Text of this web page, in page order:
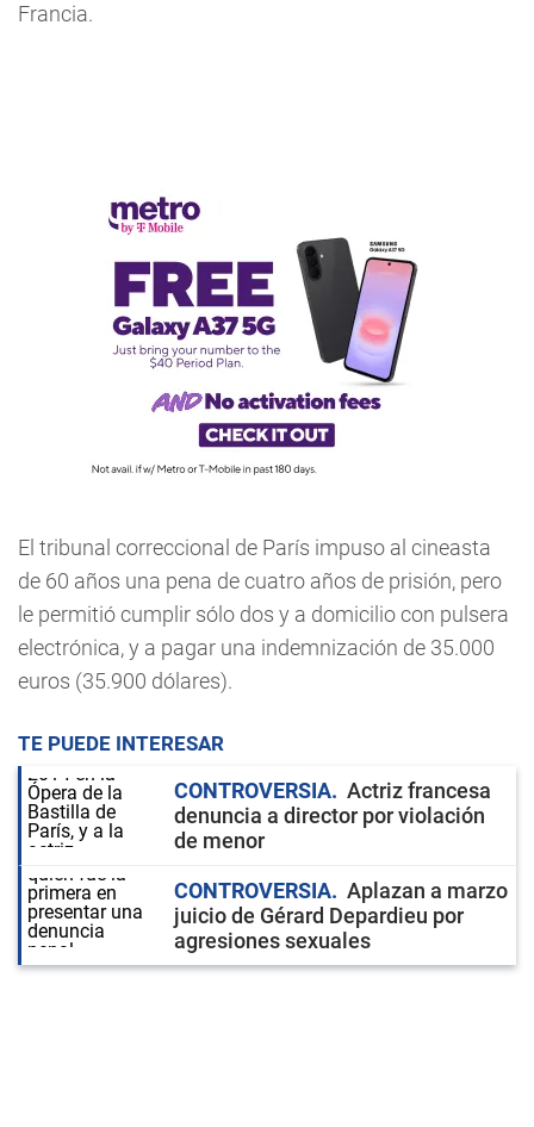
Francia.
El tribunal correccional de París impuso al cineasta
de 60 años una pena de cuatro años de prisión, pero
le permitió cumplir sólo dos y a domicilio con pulsera
electrónica, y a pagar una indemnización de 35.000
euros (35.900 dólares).
TE PUEDE INTERESAR
CONTROVERSIA
Actriz francesa
denuncia a director por violación
de menor
CONTROVERSIA
Aplazan a marzo
juicio de Gérard Depardieu por
agresiones sexuales